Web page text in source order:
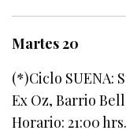
Martes 20
(*)Ciclo SUENA:
Ex Oz, Barrio
Horario: 21:00 hrs.